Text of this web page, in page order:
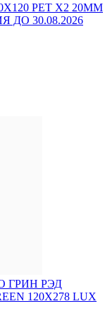
РЕТ Х2 20MM
ДО 30.08.2026
ГРИН РЭД
120X278 LUX